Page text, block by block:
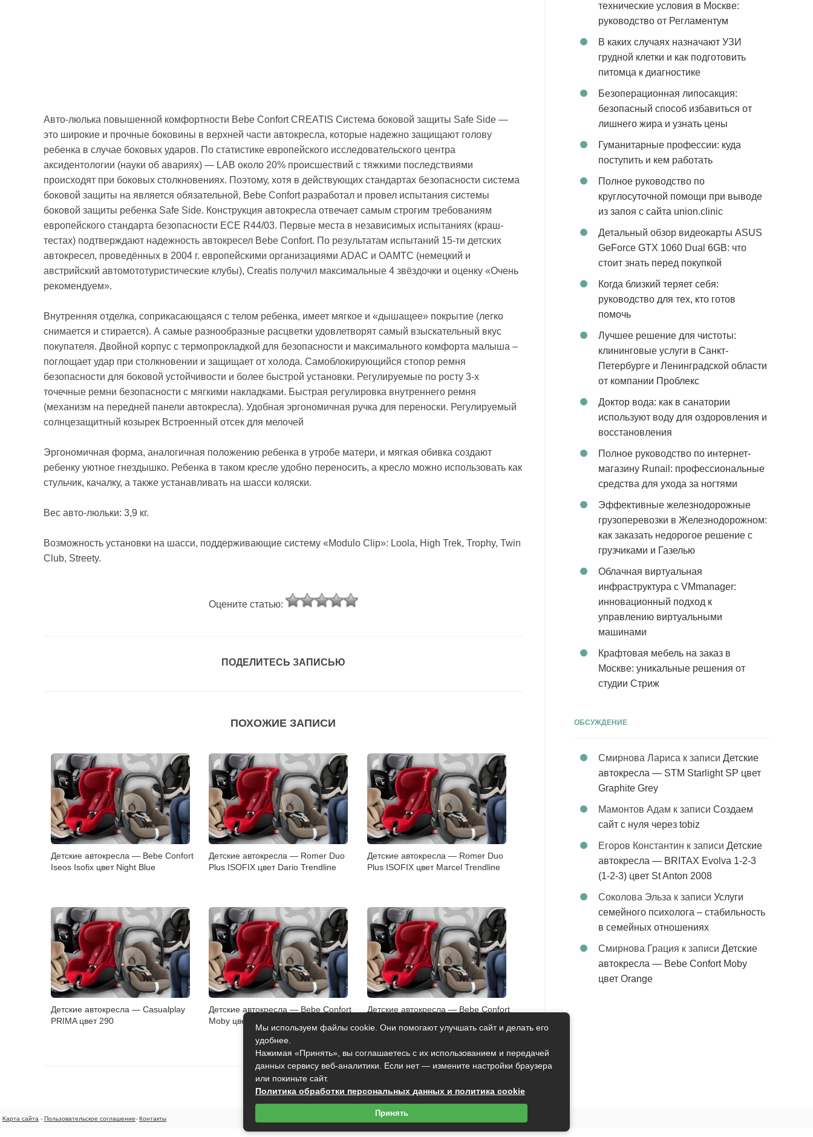
Авто-люлька повышенной комфортности Bebe Confort CREATIS Система боковой защиты Safe Side —
это широкие и прочные боковины в верхней части автокресла, которые надежно защищают голову
ребенка в случае боковых ударов. По статистике европейского исследовательского центра
аксидентологии (науки об авариях) — LAB около 20% проиcшествий с тяжкими последствиями
происходят при боковых столкновениях. Поэтому, хотя в действующих стандартах безопасности система
боковой защиты на является обязательной, Bebe Confort разработал и провел испытания системы
боковой защиты ребенка Safe Side. Конструкция автокресла отвечает самым строгим требованиям
европейского стандарта безопасности ECE R44/03. Первые места в независимых испытаниях (краш-
тестах) подтверждают надежность автокресел Bebe Confort. По результатам испытаний 15-ти детских
автокресел, проведённых в 2004 г. европейскими организациями ADAC и OAMTC (немецкий и
австрийский автомототуристические клубы), Creatis получил максимальные 4 звёздочки и оценку «Очень
рекомендуем».
Внутренняя отделка, соприкасающаяся с телом ребенка, имеет мягкое и «дышащее» покрытие (легко
снимается и стирается). А самые разнообразные расцветки удовлетворят самый взыскательный вкус
покупателя. Двойной корпус с термопрокладкой для безопасности и максимального комфорта малыша –
поглощает удар при столкновении и защищает от холода. Самоблокирующийся стопор ремня
безопасности для боковой устойчивости и более быстрой установки. Регулируемые по росту 3-х
точечные ремни безопасности с мягкими накладками. Быстрая регулировка внутреннего ремня
(механизм на передней панели автокресла). Удобная эргономичная ручка для переноски. Регулируемый
солнцезащитный козырек Встроенный отсек для мелочей
Эргономичная форма, аналогичная положению ребенка в утробе матери, и мягкая обивка создают
ребенку уютное гнездышко. Ребенка в таком кресле удобно переносить, а кресло можно использовать как
стульчик, качалку, а также устанавливать на шасси коляски.
Вес авто-люльки: 3,9 кг.
Возможность установки на шасси, поддерживающие систему «Modulo Clip»: Loola, High Trek, Trophy, Twin
Club, Streety.
Оцените статью:
ПОДЕЛИТЕСЬ ЗАПИСЬЮ
ПОХОЖИЕ ЗАПИСИ
Детские автокресла — Bebe Confort
Iseos Isofix цвет Night Blue
Детские автокресла — Romer Duo
Plus ISOFIX цвет Dario Trendline
Детские автокресла — Romer Duo
Plus ISOFIX цвет Marcel Trendline
Детские автокресла — Casualplay
PRIMA цвет 290
Детские автокресла — Bebe Confort
Moby цвет Orange
Детские автокресла — Bebe Confort
технические условия в Москве:
руководство от Регламентум
В каких случаях назначают УЗИ
грудной клетки и как подготовить
питомца к диагностике
Безоперационная липосакция:
безопасный способ избавиться от
лишнего жира и узнать цены
Гуманитарные профессии: куда
поступить и кем работать
Полное руководство по
круглосуточной помощи при выводе
из запоя с сайта union.clinic
Детальный обзор видеокарты ASUS
GeForce GTX 1060 Dual 6GB: что
стоит знать перед покупкой
Когда близкий теряет себя:
руководство для тех, кто готов
помочь
Лучшее решение для чистоты:
клининговые услуги в Санкт-
Петербурге и Ленинградской области
от компании Проблекс
Доктор вода: как в санатории
используют воду для оздоровления и
восстановления
Полное руководство по интернет-
магазину Runail: профессиональные
средства для ухода за ногтями
Эффективные железнодорожные
грузоперевозки в Железнодорожном:
как заказать недорогое решение с
грузчиками и Газелью
Облачная виртуальная
инфраструктура с VMmanager:
инновационный подход к
управлению виртуальными
машинами
Крафтовая мебель на заказ в
Москве: уникальные решения от
студии Стриж
ОБСУЖДЕНИЕ
Смирнова Лариса к записи Детские
автокресла — STM Starlight SP цвет
Graphite Grey
Мамонтов Адам к записи Создаем
сайт с нуля через tobiz
Егоров Константин к записи Детские
автокресла — BRITAX Evolva 1-2-3
(1-2-3) цвет St Anton 2008
Соколова Эльза к записи Услуги
семейного психолога – стабильность
в семейных отношениях
Смирнова Грация к записи Детские
автокресла — Bebe Confort Moby
цвет Orange
Карта сайта - Пользовательское соглашение- Контакты
Мы используем файлы cookie. Они помогают улучшать сайт и делать его
удобнее.
Нажимая «Принять», вы соглашаетесь с их использованием и передачей
данных сервису веб-аналитики. Если нет — измените настройки браузера
или покиньте сайт.
Политика обработки персональных данных и политика cookie
Принять